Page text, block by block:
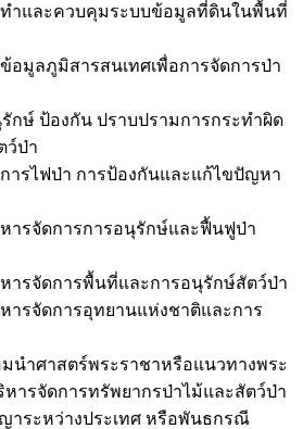
ทำและควบคุมระบบข้อมูลที่ดินในพื้นที่
อมูลภูมิสารสนเทศเพื่อการจัดการป่า
กษ์ ป้องกัน ปราบปรามการกระทำผิด
ว์ป่า
ารไฟป่า การป้องกันและแก้ไขปัญหา
ารจัดการการอนุรักษ์และฟื้นฟูป่า
ารจัดการพื้นที่และการอนุรักษ์สัตว์ป่า
ารจัดการอุทยานแห่งชาติและการ
นำศาสตร์พระราชาหรือแนวทางพระ
ารจัดการทรัพยากรป่าไม้และสัตว์ป่า
าระหว่างประเทศ หรือพันธกรณี